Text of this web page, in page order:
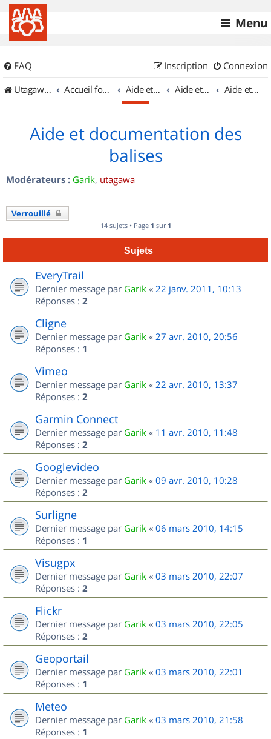
Menu
FAQ Connexion
Inscription
UtagawaVTT (Randos VTT et VTTAE avec traces GPS)
Accueil forum Aide et documentation Aide et documentation Aide et documentation des balises
Aide et documentation des
balises
Modérateurs : Garik, utagawa
Verrouillé
14 sujets • Page 1 sur 1
Sujets
EveryTrail
Dernier message par Garik « 22 janv. 2011, 10:13
Réponses : 2
Cligne
Dernier message par Garik « 27 avr. 2010, 20:56
Réponses : 1
Vimeo
Dernier message par Garik « 22 avr. 2010, 13:37
Réponses : 2
Garmin Connect
Dernier message par Garik « 11 avr. 2010, 11:48
Réponses : 2
Googlevideo
Dernier message par Garik « 09 avr. 2010, 10:28
Réponses : 2
Surligne
Dernier message par Garik « 06 mars 2010, 14:15
Réponses : 1
Visugpx
Dernier message par Garik « 03 mars 2010, 22:07
Réponses : 2
Flickr
Dernier message par Garik « 03 mars 2010, 22:05
Réponses : 2
Geoportail
Dernier message par Garik « 03 mars 2010, 22:01
Réponses : 1
Meteo
Dernier message par Garik « 03 mars 2010, 21:58
Réponses : 1